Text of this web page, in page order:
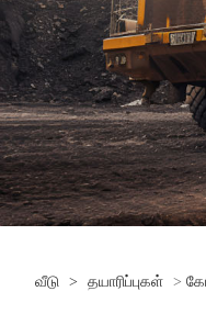
வீடு > தயாரிப்புகள் >